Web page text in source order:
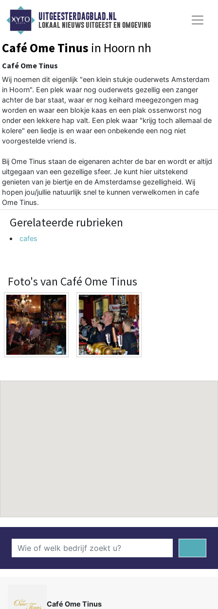
UITGEESTERDAGBLAD.NL
lokaal nieuws uitgeest en omgeving
Café Ome Tinus in Hoorn nh
Café Ome Tinus
Wij noemen dit eigenlijk "een klein stukje ouderwets Amsterdam
in Hoorn". Een plek waar nog ouderwets gezellig een zanger
achter de bar staat, waar er nog keihard meegezongen mag
worden en waar een blokje kaas en een plak ossenworst nog
onder een lekkere hap valt. Een plek waar "krijg toch allemaal de
kolere" een liedje is en waar een onbekende een nog niet
voorgestelde vriend is.
Bij Ome Tinus staan de eigenaren achter de bar en wordt er altijd
uitgegaan van een gezellige sfeer. Je kunt hier uitstekend
genieten van je biertje en de Amsterdamse gezelligheid. Wij
hopen jou/jullie natuurlijk snel te kunnen verwelkomen in cafe
Ome Tinus.
Gerelateerde rubrieken
cafes
Foto's van Café Ome Tinus
Café Ome Tinus